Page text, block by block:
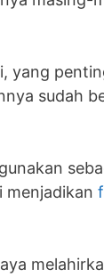
yang
sudah
menjadikan